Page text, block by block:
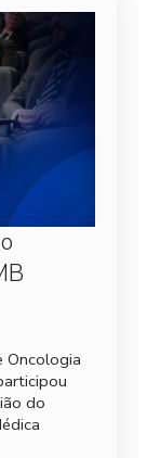
Oncologia
do